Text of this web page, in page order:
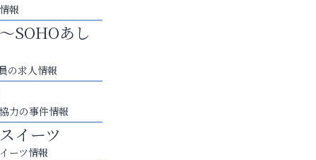
報
SOHOあし
の求人情報
力の事件情報
イーツ
ーツ情報